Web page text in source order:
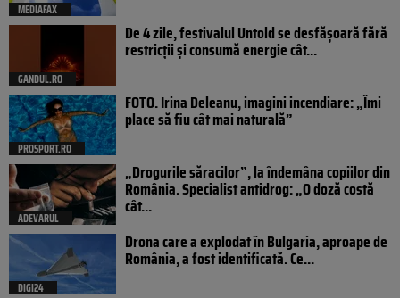
MEDIAFAX
GANDUL.RO
De 4 zile, festivalul Untold se desfășoară fără
restricții și consumă energie cât...
PROSPORT.RO
FOTO. Irina Deleanu, imagini incendiare: „Îmi
place să fiu cât mai naturală”
ADEVARUL
„Drogurile săracilor”, la îndemâna copiilor din
România. Specialist antidrog: „O doză costă
cât...
DIGI24
Drona care a explodat în Bulgaria, aproape de
România, a fost identificată. Ce...